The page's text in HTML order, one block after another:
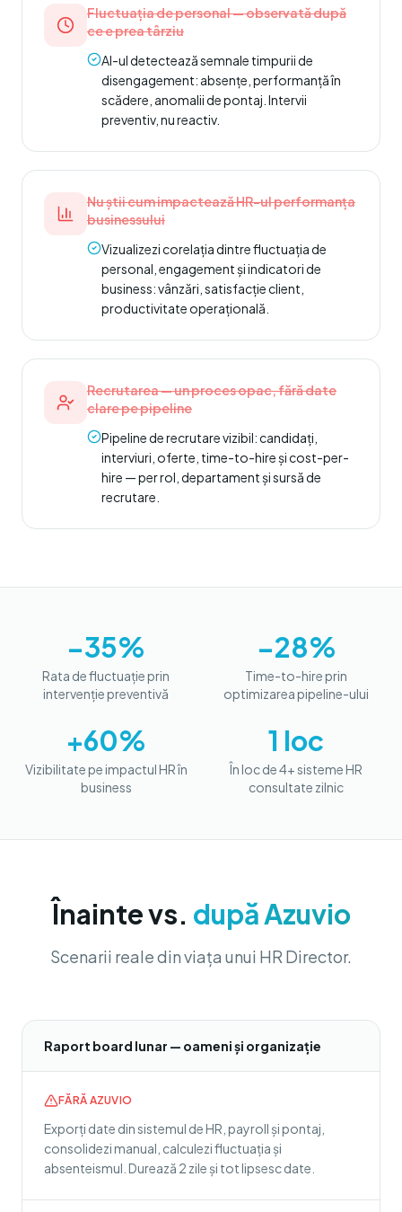
Fluctuația de personal — observată după
ce e prea târziu
AI-ul detectează semnale timpurii de
disengagement: absențe, performanță în
scădere, anomalii de pontaj. Intervii
preventiv, nu reactiv.
Nu știi cum impactează HR-ul performanța
businessului
Vizualizezi corelația dintre fluctuația de
personal, engagement și indicatori de
business: vânzări, satisfacție client,
productivitate operațională.
Recrutarea — un proces opac, fără date
clare pe pipeline
Pipeline de recrutare vizibil: candidați,
interviuri, oferte, time-to-hire și cost-per-
hire — per rol, departament și sursă de
recrutare.
−35%
Rata de fluctuație prin
intervenție preventivă
−28%
Time-to-hire prin
optimizarea pipeline-ului
+60%
Vizibilitate pe impactul HR în
business
1 loc
În loc de 4+ sisteme HR
consultate zilnic
Înainte vs. după Azuvio
Scenarii reale din viața unui HR Director.
Raport board lunar — oameni și organizație
FĂRĂ AZUVIO
Exporți date din sistemul de HR, payroll și pontaj,
consolidezi manual, calculezi fluctuația și
absenteismul. Durează 2 zile și tot lipsesc date.